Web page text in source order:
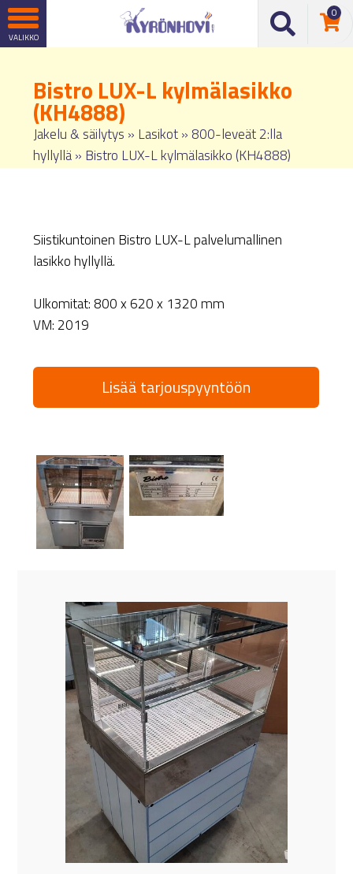
0
Bistro LUX-L kylmälasikko
(KH4888)
Jakelu & säilytys » Lasikot» 800-leveät 2:lla
hyllyllä» Bistro LUX-L kylmälasikko (KH4888)
Siistikuntoinen Bistro LUX-L palvelumallinen
lasikko hyllyllä.
Ulkomitat: 800 x 620 x 1320 mm
VM: 2019
Lisää tarjouspyyntöön